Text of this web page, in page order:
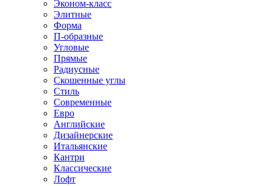
Эконом-класс
Элитные
Форма
П-образные
Угловые
Прямые
Радиусные
Скошенные углы
Стиль
Современные
Евро
Английские
Дизайнерские
Итальянские
Кантри
Классические
Лофт